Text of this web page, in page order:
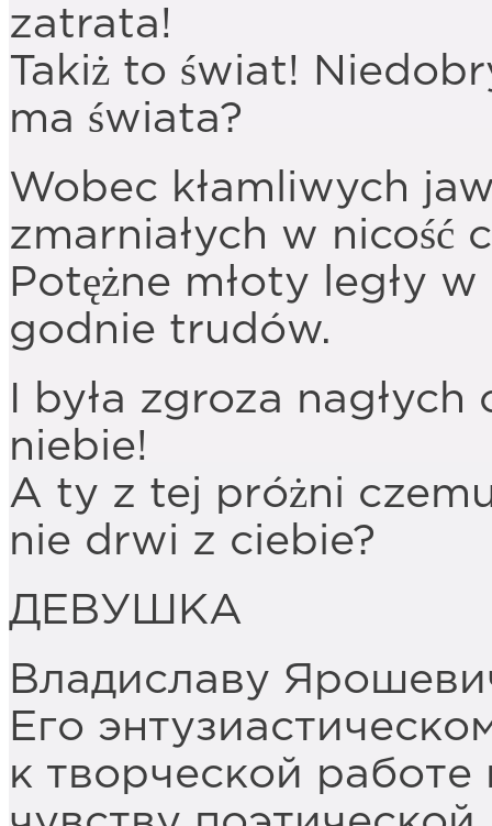
zatrata!
Takiż to świat!
ma świata?
Wobec kłamliwych
zmarniałych w nicość
Potężne młoty legły
godnie trudów.
I była zgroza
niebie!
A ty z tej próżni
nie drwi z ciebie?
ДЕВУШКА
Владиславу
Его
к творческой